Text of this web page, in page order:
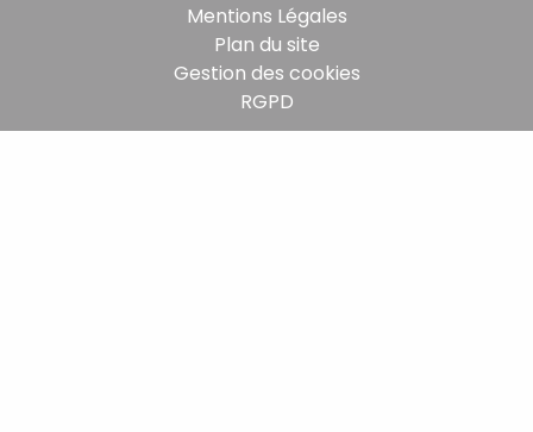
Mentions Légales
Plan du site
Gestion des cookies
RGPD